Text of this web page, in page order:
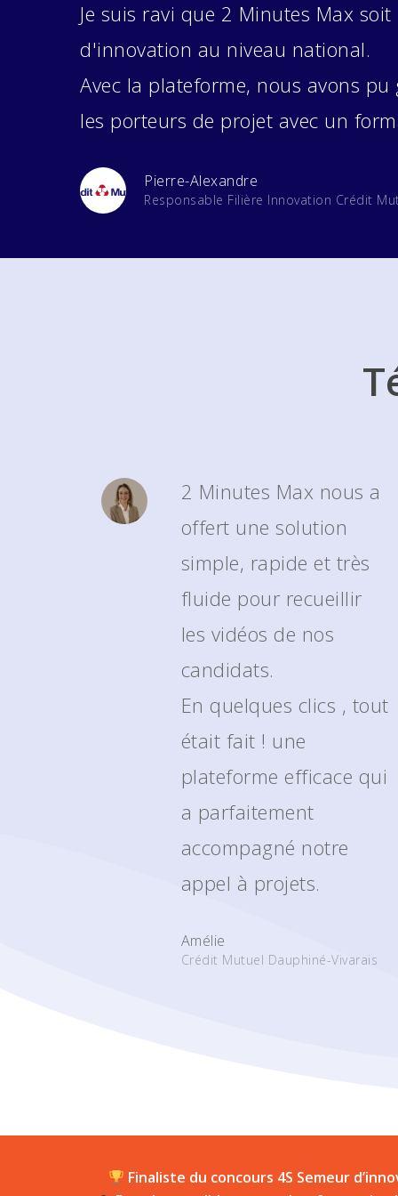
Je suis ravi que 2 Minutes Max
d'innovation au niveau national.
Avec la plateforme, nous avons
les porteurs de projet avec un
Pierre-Alexandre
Responsable Filière Innovation Crédit
2 Minutes Max nous a
offert une solution
simple, rapide et très
fluide pour recueillir
les vidéos de nos
candidats.
En quelques clics , tout
était fait ! une
plateforme efficace qui
a parfaitement
accompagné notre
appel à projets.
Amélie
Crédit Mutuel Dauphiné-Vivarais
Finaliste du concours 4S Semeur